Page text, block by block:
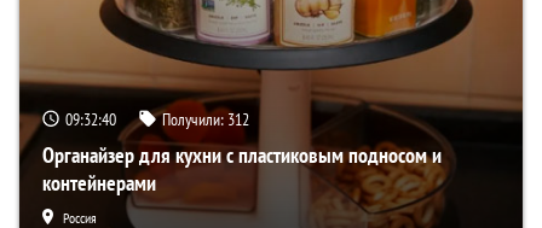
09:32:39 Получили: 312
Органайзер для кухни с пластиковым подносом и
контейнерами
Россия